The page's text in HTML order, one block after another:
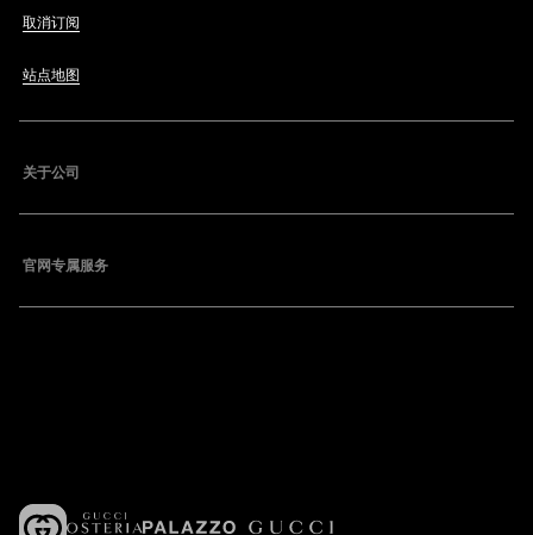
取消订阅
站点地图
关于公司
官网专属服务